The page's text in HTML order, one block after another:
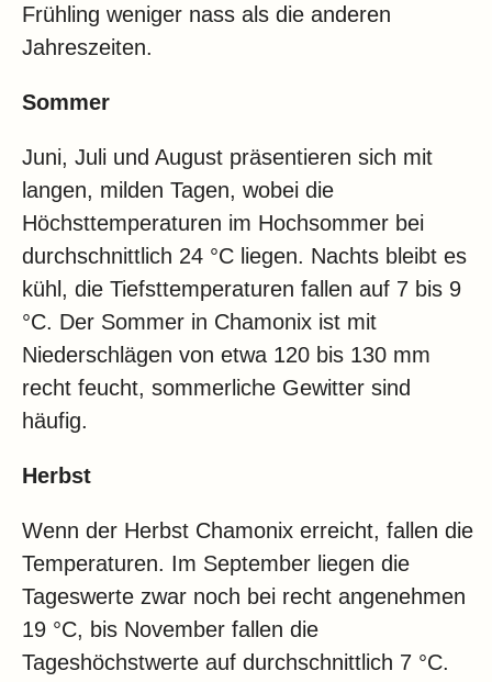
Frühling weniger nass als die anderen
Jahreszeiten.
Sommer
Juni, Juli und August präsentieren sich mit
langen, milden Tagen, wobei die
Höchsttemperaturen im Hochsommer bei
durchschnittlich 24 °C liegen. Nachts bleibt es
kühl, die Tiefsttemperaturen fallen auf 7 bis 9
°C. Der Sommer in Chamonix ist mit
Niederschlägen von etwa 120 bis 130 mm
recht feucht, sommerliche Gewitter sind
häufig.
Herbst
Wenn der Herbst Chamonix erreicht, fallen die
Temperaturen. Im September liegen die
Tageswerte zwar noch bei recht angenehmen
19 °C, bis November fallen die
Tageshöchstwerte auf durchschnittlich 7 °C.